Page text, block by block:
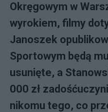
Okręgowym w
wyrokiem, filmy
Janoszek
Sportowym będą
usunięte, a
000 zł
nikomu tego, co